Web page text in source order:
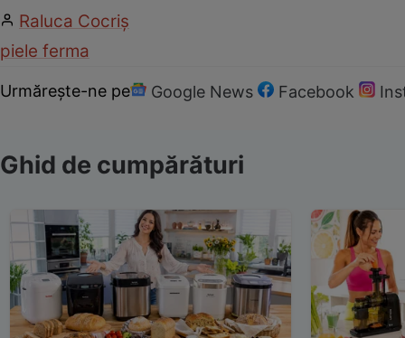
Raluca Cocriş
piele ferma
Urmărește-ne pe Google News Facebook
Ghid de cumpărături